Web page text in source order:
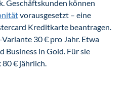
Geschäftskunden können
vorausgesetzt – eine
Kreditkarte beantragen.
30 € pro Jahr. Etwa
Business in Gold. Für sie
80 € jährlich.